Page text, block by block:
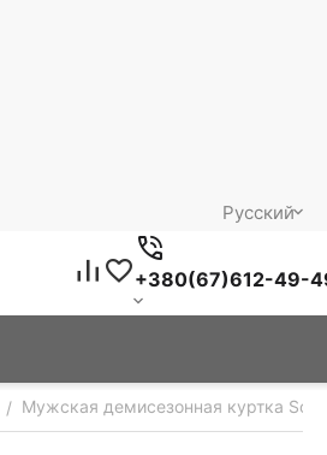
Русский
+380(67)612-49-
/ Мужская демисезонная куртка Soft